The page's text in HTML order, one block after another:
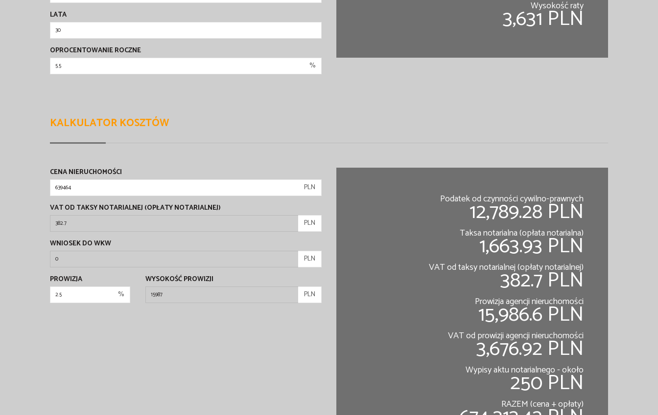
LATA
OPROCENTOWANIE ROCZNE
%
Wysokość raty
3,631 PLN
KALKULATOR KOSZTÓW
CENA NIERUCHOMOŚCI
PLN
VAT OD TAKSY NOTARIALNEJ (OPŁATY NOTARIALNEJ)
PLN
WNIOSEK DO WKW
PLN
PROWIZJA
%
WYSOKOŚĆ PROWIZJI
PLN
Podatek od czynności cywilno-prawnych
12,789.28 PLN
Taksa notarialna (opłata notarialna)
1,663.93 PLN
VAT od taksy notarialnej (opłaty notarialnej)
382.7 PLN
Prowizja agencji nieruchomości
15,986.6 PLN
VAT od prowizji agencji nieruchomości
3,676.92 PLN
Wypisy aktu notarialnego - około
250 PLN
RAZEM (cena + opłaty)